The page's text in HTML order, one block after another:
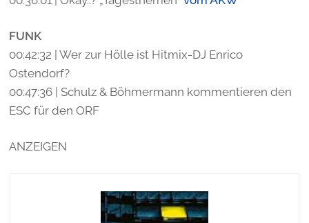
FUNK
00:42:32 | Wer zur Hölle ist Hitmix-DJ Enrico
Ostendorf?
00:47:36 | Schulz & Böhmermann kommentieren den
ESC für den ORF
ANZEIGEN